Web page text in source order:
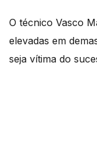
O técnico Vasco
elevadas em
seja vítima do